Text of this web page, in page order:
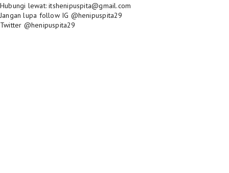
Hubungi lewat: itshenipuspita@gmail.com
Jangan lupa follow IG @henipuspita29
Twitter @henipuspita29